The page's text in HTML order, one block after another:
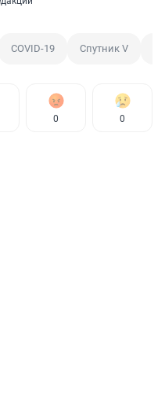
COVID-19 Спутник V
0 0